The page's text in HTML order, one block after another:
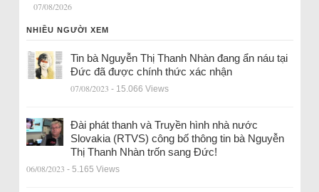
07/08/2026
NHIỀU NGƯỜI XEM
Tin bà Nguyễn Thị Thanh Nhàn đang ẩn náu tại
Đức đã được chính thức xác nhận
07/08/2023 - 15.066 Views
Đài phát thanh và Truyền hình nhà nước
Slovakia (RTVS) công bố thông tin bà Nguyễn
Thị Thanh Nhàn trốn sang Đức!
06/08/2023 - 5.165 Views